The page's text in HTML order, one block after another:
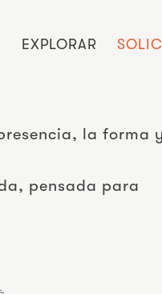
EXPLORAR
la forma
pensada para